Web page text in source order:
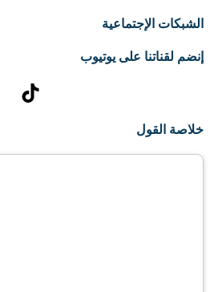
الشبكات الإجتماعية
إنضم لقناتنا على يوتيوب
تيك توك
خلاصة القول